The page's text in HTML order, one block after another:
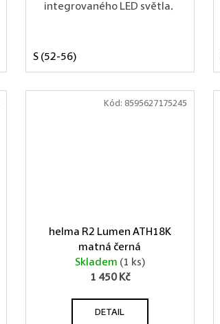
integrovaného LED světla.
S (52-56)
helma R2 Lumen ATH18K
matná černá
Skladem (1 ks)
1 450 Kč
DETAIL
Kód: 8595627175245